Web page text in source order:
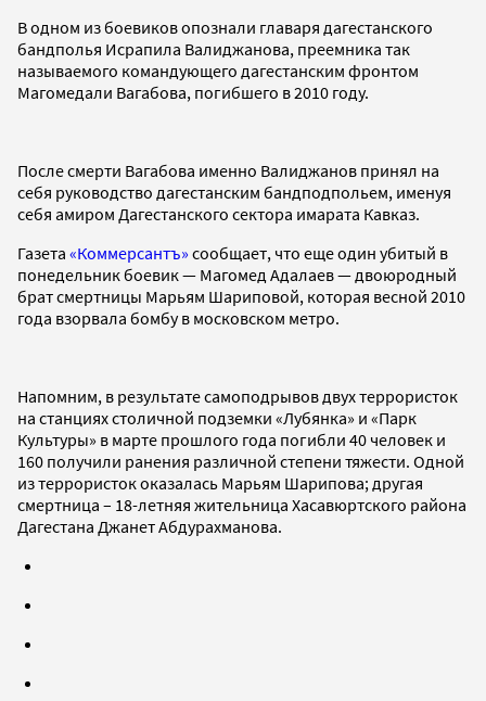
В одном из боевиков опознали главаря дагестанского
бандполья Исрапила Валиджанова, преемника так
называемого командующего дагестанским фронтом
Магомедали Вагабова, погибшего в 2010 году.
После смерти Вагабова именно Валиджанов принял на
себя руководство дагестанским бандподпольем, именуя
себя амиром Дагестанского сектора имарата Кавказ.
Газета «Коммерсантъ» сообщает, что еще один убитый в
понедельник боевик — Магомед Адалаев — двоюродный
брат смертницы Марьям Шариповой, которая весной 2010
года взорвала бомбу в московском метро.
Напомним, в результате самоподрывов двух террористок
на станциях столичной подземки «Лубянка» и «Парк
Культуры» в марте прошлого года погибли 40 человек и
160 получили ранения различной степени тяжести. Одной
из террористок оказалась Марьям Шарипова; другая
смертница – 18-летняя жительница Хасавюртского района
Дагестана Джанет Абдурахманова.